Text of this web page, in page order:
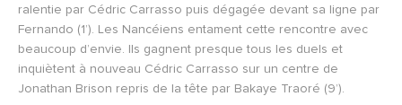
ralentie par Cédric Carrasso puis dégagée devant sa ligne par
Fernando (1’). Les Nancéiens entament cette rencontre avec
beaucoup d’envie. Ils gagnent presque tous les duels et
inquiètent à nouveau Cédric Carrasso sur un centre de
Jonathan Brison repris de la tête par Bakaye Traoré (9’).